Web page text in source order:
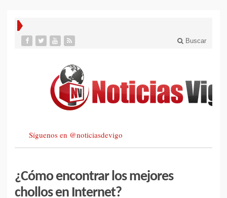
Buscar
Síguenos en @noticiasdevigo
¿Cómo encontrar los mejores
chollos en Internet?